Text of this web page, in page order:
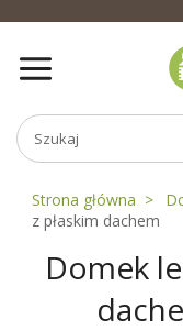
Strona główna
z płaskim dachem
Domek